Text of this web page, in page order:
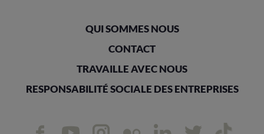
QUI SOMMES NOUS
CONTACT
TRAVAILLE AVEC NOUS
RESPONSABILITÉ SOCIALE DES ENTREPRISES